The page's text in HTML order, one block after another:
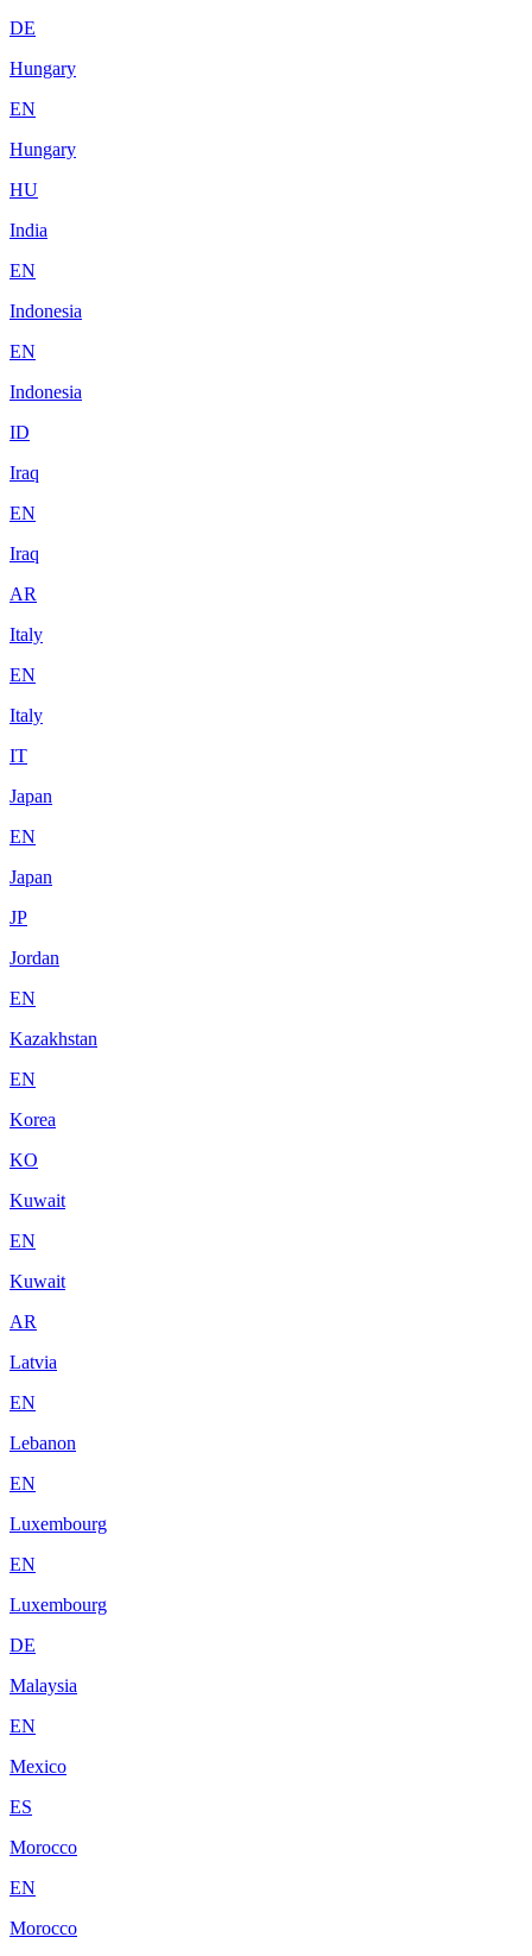
DE
Hungary
EN
Hungary
HU
India
EN
Indonesia
EN
Indonesia
ID
Iraq
EN
Iraq
AR
Italy
EN
Italy
IT
Japan
EN
Japan
JP
Jordan
EN
Kazakhstan
EN
Korea
KO
Kuwait
EN
Kuwait
AR
Latvia
EN
Lebanon
EN
Luxembourg
EN
Luxembourg
DE
Malaysia
EN
Mexico
ES
Morocco
EN
Morocco